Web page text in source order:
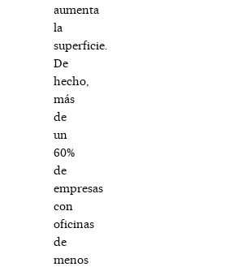
aumenta
la
superficie.
De
hecho,
más
de
un
60%
de
empresas
con
oficinas
de
menos